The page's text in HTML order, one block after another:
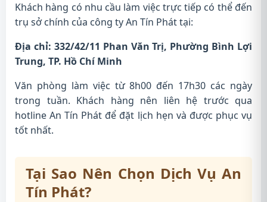
Khách hàng có nhu cầu làm việc trực tiếp có thể đến
trụ sở chính của công ty An Tín Phát tại:
Địa chỉ: 332/42/11 Phan Văn Trị, Phường Bình Lợi
Trung, TP. Hồ Chí Minh
Văn phòng làm việc từ 8h00 đến 17h30 các ngày
trong tuần. Khách hàng nên liên hệ trước qua
hotline An Tín Phát để đặt lịch hẹn và được phục vụ
tốt nhất.
Tại Sao Nên Chọn Dịch Vụ An
Tín Phát?